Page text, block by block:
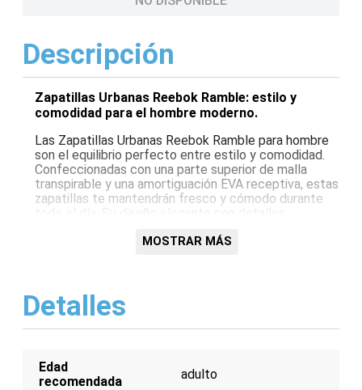
Descripción
Zapatillas Urbanas Reebok Ramble: estilo y
comodidad para el hombre moderno.
Las Zapatillas Urbanas Reebok Ramble para hombre
son el equilibrio perfecto entre estilo y comodidad.
Confeccionadas con una parte superior de malla
transpirable y una amortiguación EVA receptiva, estas
zapatillas te mantendrán fresco y cómodo durante
Son perfectas para uso diario, escapadas de fin de
Parte superior de malla transpirable para
transpirabilidad
Cierre de cordones para un ajuste seguro
MOSTRAR MÁS
Detalles
Edad
recomendada
adulto